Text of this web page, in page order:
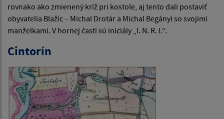
rovnako ako zmienený kríž pri kostole, aj tento dali postaviť
obyvatelia Blažíc – Michal Drotár a Michal Begányi so svojimi
manželkami. V hornej časti sú iniciály „I. N. R. I.“.
Cintorín